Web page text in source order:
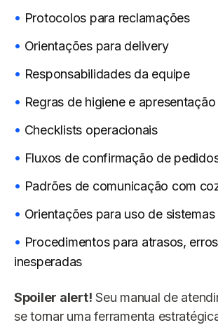
Protocolos para reclamações
Orientações para delivery
Responsabilidades da equipe
Regras de higiene e apresentação
Checklists operacionais
Fluxos de confirmação de
Padrões de comunicação com
Orientações para uso de
Procedimentos para atrasos,
inesperadas
Spoiler alert! Seu manual de
se tornar uma ferramenta